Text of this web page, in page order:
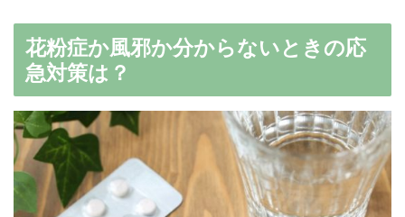
花粉症か風邪か分からないときの応
急対策は？